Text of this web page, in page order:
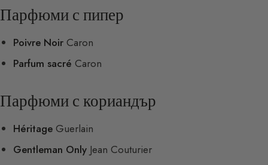
Парфюми с пипер
Poivre Noir Caron
Parfum sacré Caron
Парфюми с кориандър
Héritage Guerlain
Gentleman Only Jean Couturier